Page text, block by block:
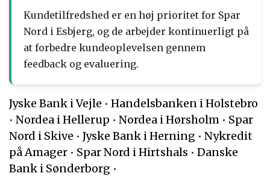
Kundetilfredshed er en høj prioritet for Spar
Nord i Esbjerg, og de arbejder kontinuerligt på
at forbedre kundeoplevelsen gennem
feedback og evaluering.
Jyske Bank i Vejle • Handelsbanken i Holstebro
• Nordea i Hellerup • Nordea i Hørsholm • Spar
Nord i Skive • Jyske Bank i Herning • Nykredit
på Amager • Spar Nord i Hirtshals • Danske
Bank i Sønderborg •